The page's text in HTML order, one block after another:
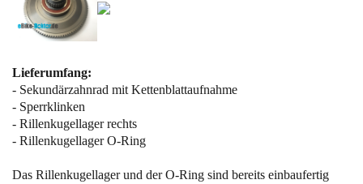
Lieferumfang:
- Sekundärzahnrad mit Kettenblattaufnahme
- Sperrklinken
- Rillenkugellager rechts
- RillenkugellagerO-Ring
Das Rillenkugellagerund der O-Ring sind bereits einbaufertig